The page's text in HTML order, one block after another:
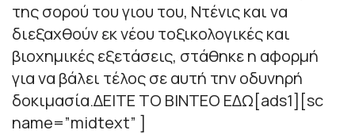
της σορού του γιου του, Ντένις και να
διεξαχθούν εκ νέου τοξικολογικές και
βιοχημικές εξετάσεις, στάθηκε η αφορμή
για να βάλει τέλος σε αυτή την οδυνηρή
δοκιμασία.ΔΕΙΤΕ ΤΟ ΒΙΝΤΕΟ ΕΔΩ[ads1][sc
name=”midtext” ]